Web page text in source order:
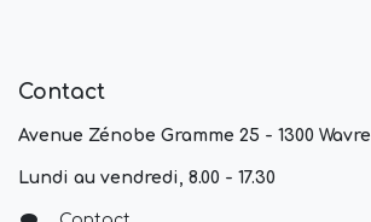
Contact
Avenue Zénobe Gramme 25 - 1300 Wavre
Lundi au vendredi, 8.00 - 17.30